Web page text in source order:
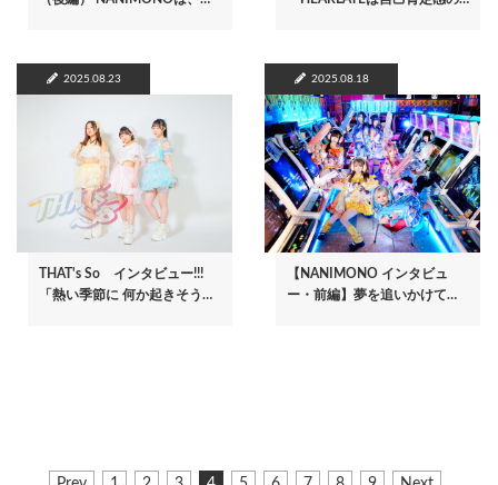
2025.08.23
THAT's So インタビュー!!!
「熱い季節に 何か起きそう…
2025.08.18
【NANIMONO インタビュ
ー・前編】夢を追いかけて…